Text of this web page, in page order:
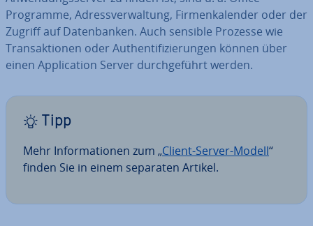
Programme, Adress­ver­wal­tung, Fir­men­ka­len­der oder der
Zugriff auf Da­ten­ban­ken. Auch sensible Prozesse wie
Trans­ak­tio­nen oder Au­then­ti­fi­zie­run­gen können über
einen Ap­pli­ca­ti­on Server durch­ge­führt werden.
Tipp
Mehr In­for­ma­tio­nen zum „Client-Server-Modell“
finden Sie in einem separaten Artikel.